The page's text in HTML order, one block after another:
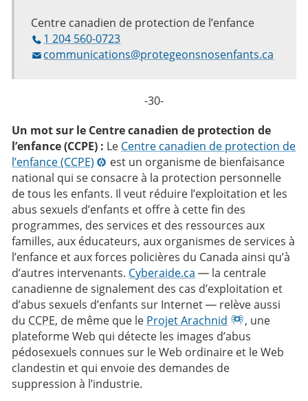
Centre canadien de protection de l’enfance
1 204 560-0723
communications@protegeonsnosenfants.ca
-30-
Un mot sur le Centre canadien de protection de
l’enfance (CCPE) : Le Centre canadien de protection de
l’enfance (CCPE)
est un organisme de bienfaisance
national qui se consacre à la protection personnelle
de tous les enfants. Il veut réduire l’exploitation et les
abus sexuels d’enfants et offre à cette fin des
programmes, des services et des ressources aux
familles, aux éducateurs, aux organismes de services à
l’enfance et aux forces policières du Canada ainsi qu’à
d’autres intervenants. Cyberaide.ca — la centrale
canadienne de signalement des cas d’exploitation et
d’abus sexuels d’enfants sur Internet — relève aussi
du CCPE, de même que le Projet Arachnid
, une
plateforme Web qui détecte les images d’abus
pédosexuels connues sur le Web ordinaire et le Web
clandestin et qui envoie des demandes de
suppression à l’industrie.